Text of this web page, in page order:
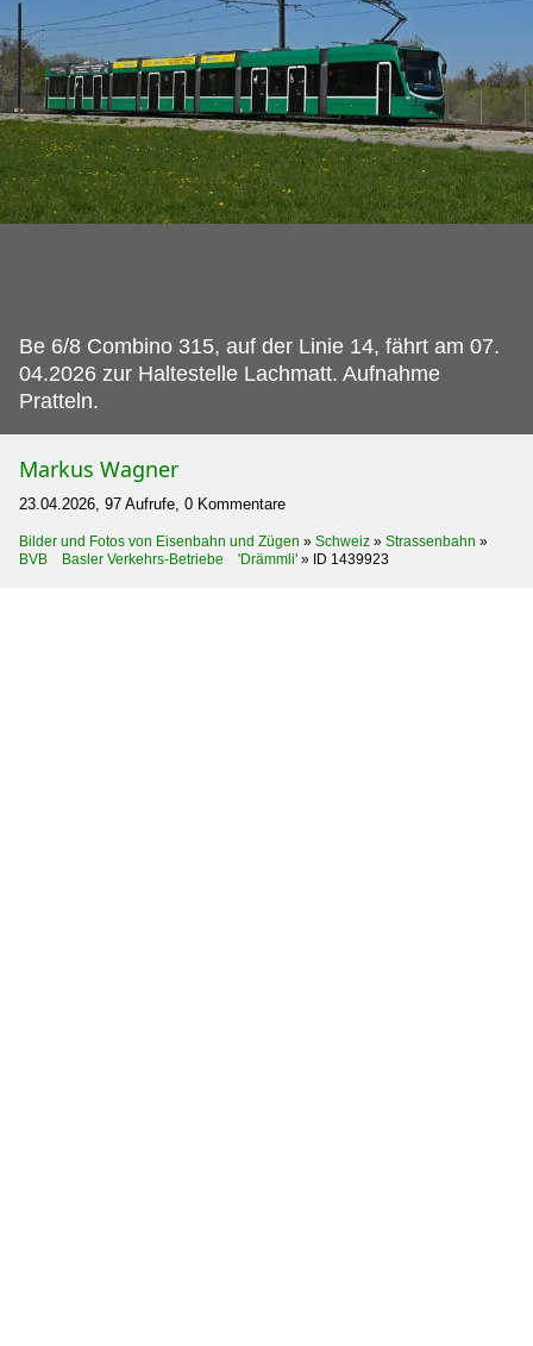
Be 6/8 Combino 315, auf der Linie 14, fährt am 07.
04.2026 zur Haltestelle Lachmatt. Aufnahme
Pratteln.
Markus Wagner
23.04.2026, 97 Aufrufe, 0 Kommentare
Bilder und Fotos von Eisenbahn und Zügen » Schweiz » Strassenbahn »
BVB Basler Verkehrs-Betriebe 'Drämmli' » ID 1439923